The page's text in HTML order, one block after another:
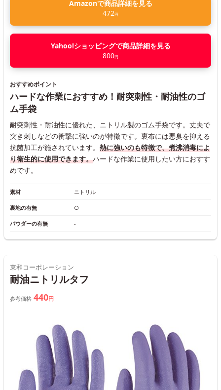
Amazonで商品詳細を見る
472円
Yahoo!ショッピングで商品詳細を見る
800円
おすすめポイント
ハードな作業におすすめ！耐突刺性・耐油性のゴ
ム手袋
耐突刺性・耐油性に優れた、ニトリル製のゴム手袋です。丈夫で
突き刺しなどの衝撃に強いのが特徴です。裏布には悪臭を抑える
抗菌加工が施されています。 熱に強いのも特徴で、煮沸消毒によ
り衛生的に使用できます。ハードな作業に使用したい方におすす
めです。
素材 ニトリル
裏地の有無 ○
パウダーの有無 ‐
東和コーポレーション
耐油ニトリルタフ
参考価格 440円